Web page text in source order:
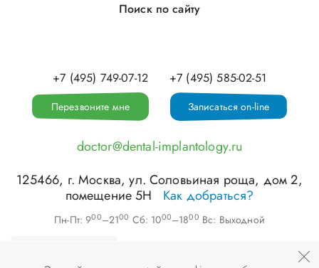
Поиск по сайту
+7 (495) 749-07-12 +7 (495) 585-02-51
Перезвоните мне Записаться on-line
doctor@dental-implantology.ru
125466, г.Москва,ул. Соловьиная роща, дом 2,
помещение 5Н
Как добраться?
Пн-Пт: 900–2100 Сб: 1000–1800 Вс: Выходной